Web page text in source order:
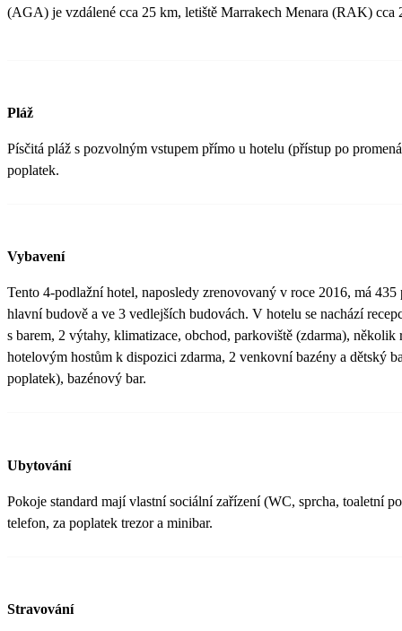
(AGA) je vzdálené cca 25 km, letiště Marrakech Menara (RAK) cca
Pláž
Písčitá pláž s pozvolným vstupem přímo u hotelu (přístup po
poplatek.
Vybavení
Tento 4-podlažní hotel, naposledy zrenovovaný v roce 2016, má 435
hlavní budově a ve 3 vedlejších budovách. V hotelu se nachází
s barem, 2 výtahy, klimatizace, obchod, parkoviště (zdarma), několik
hotelovým hostům k dispozici zdarma, 2 venkovní bazény a dětský
poplatek), bazénový bar.
Ubytování
Pokoje standard mají vlastní sociální zařízení (WC, sprcha, toaletní
telefon, za poplatek trezor a minibar.
Stravování